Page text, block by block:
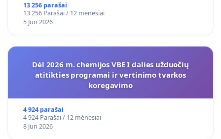
13 256 parašai
13 256 Parašai / 12 mėnesiai
5 Jun 2026
Dėl 2026 m. chemijos VBE I dalies užduočių
atitikties programai ir vertinimo tvarkos
koregavimo
4 924 parašai
4 924 Parašai / 12 mėnesiai
8 Jun 2026